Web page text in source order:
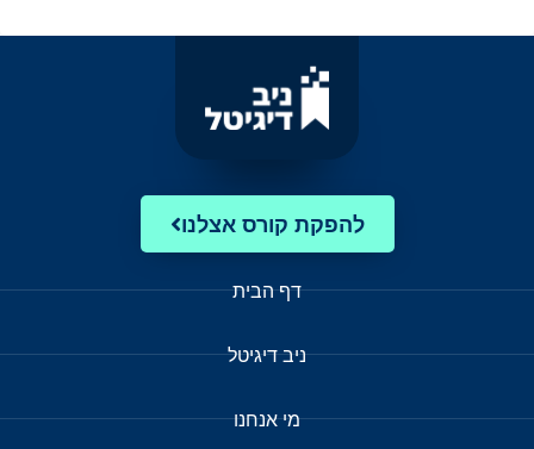
להפקת קורס אצלנו
דף הבית
ניב דיגיטל
מי אנחנו